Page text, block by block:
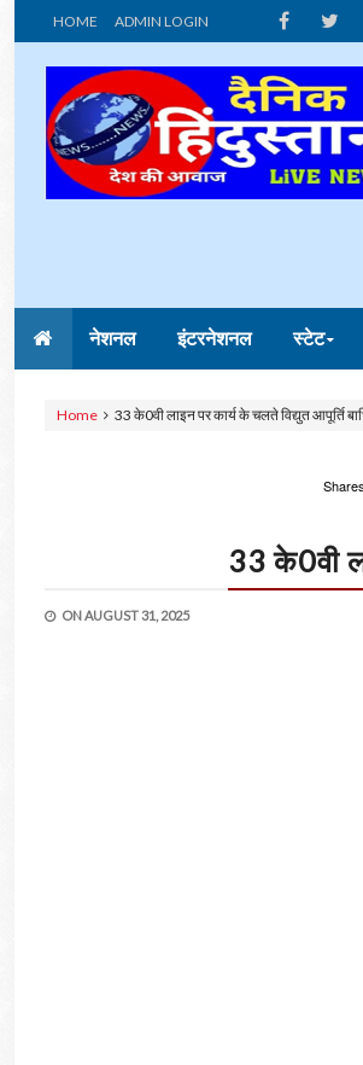
HOME ADMIN LOGIN
नेशनल इंटरनेशनल स्टेट
Home 33 के0वी लाइन पर कार्य के चलते विद्युत आपूर्ति
Shares
33 के0वी
ONAUGUST 31, 2025